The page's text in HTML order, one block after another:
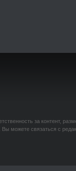
за контент,
можете связаться с